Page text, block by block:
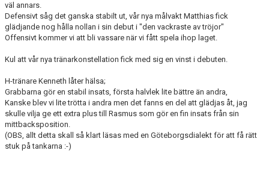
väl annars.
Defensivt såg det ganska stabilt ut, vår nya målvakt Matthias fick
glädjande nog hålla nollan i sin debut i "den vackraste av tröjor"
Offensivt kommer vi att bli vassare när vi fått spela ihop laget.
Kul att vår nya tränarkonstellation fick med sig en vinst i debuten.
H-tränare Kenneth låter hälsa;
Grabbarna gör en stabil insats, första halvlek lite bättre än andra,
Kanske blev vi lite trötta i andra men det fanns en del att glädjas åt, jag
skulle vilja ge ett extra plus till Rasmus som gör en fin insats från sin
mittbacksposition.
(OBS, allt detta skall så klart läsas med en Göteborgsdialekt för att få rätt
stuk på tankarna :-)